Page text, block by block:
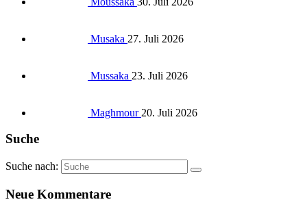
Musaka 27. Juli 2026
Mussaka 23. Juli 2026
Maghmour 20. Juli 2026
Suche
Suche nach:
Neue Kommentare